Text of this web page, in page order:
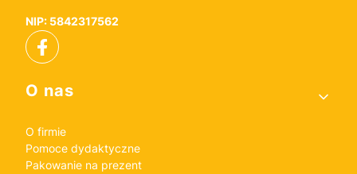
NIP: 5842317562
Linki w stopce
O nas
O firmie
Pomoce dydaktyczne
Pakowanie na prezent